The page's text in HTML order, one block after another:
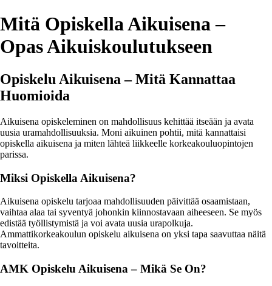
Mitä Opiskella Aikuisena –
Opas Aikuiskoulutukseen
Opiskelu Aikuisena – Mitä Kannattaa
Huomioida
Aikuisena opiskeleminen on mahdollisuus kehittää itseään ja avata
uusia uramahdollisuuksia. Moni aikuinen pohtii, mitä kannattaisi
opiskella aikuisena ja miten lähteä liikkeelle korkeakouluopintojen
parissa.
Miksi Opiskella Aikuisena?
Aikuisena opiskelu tarjoaa mahdollisuuden päivittää osaamistaan,
vaihtaa alaa tai syventyä johonkin kiinnostavaan aiheeseen. Se myös
edistää työllistymistä ja voi avata uusia urapolkuja.
Ammattikorkeakoulun opiskelu aikuisena on yksi tapa saavuttaa näitä
tavoitteita.
AMK Opiskelu Aikuisena – Mikä Se On?